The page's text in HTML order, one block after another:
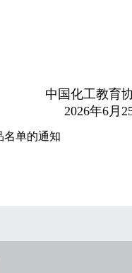
中国化工教育
2026年6月
名单的通知